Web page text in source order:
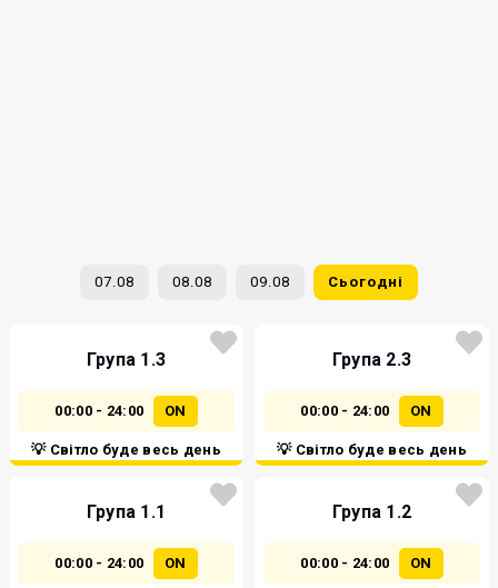
07.08 08.08 09.08 Сьогодні
Група 1.3
00:00 - 24:00 ON
💡 Світло буде весь день
Група 2.3
00:00 - 24:00 ON
💡 Світло буде весь день
Група 1.1
00:00 - 24:00 ON
Група 1.2
00:00 - 24:00 ON